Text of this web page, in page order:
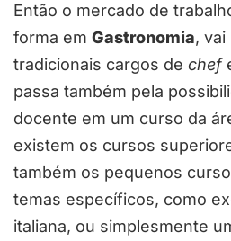
Então o mercado de
forma em Gastronomia, vai
tradicionais cargos de chef
passa também pela
docente em um curso da
existem os cursos
também os pequenos
temas específicos, como
italiana, ou simplesmente